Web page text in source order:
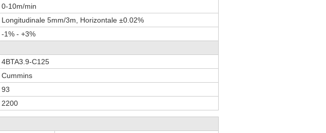
0-10m/min
Longitudinale 5mm/3m, Horizontale ±0.02%
-1% - +3%
4BTA3.9-C125
Cummins
93
2200